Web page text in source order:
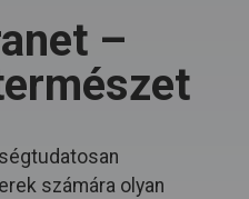
–
számára olyan